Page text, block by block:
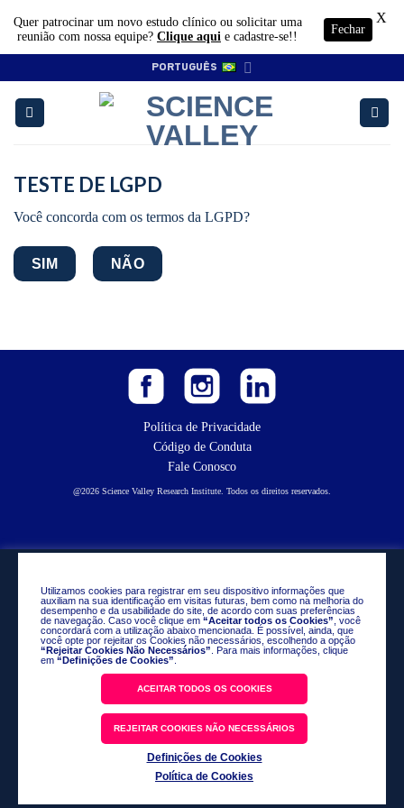
content
PORTUGUÊS
TESTE DE LGPD
Você concorda com os termos da LGPD?
SIM NÃO
Política de Privacidade
Código de Conduta
Fale Conosco
@2026 Science Valley Research Institute. Todos os direitos reservados.
Utilizamos cookies para registrar em seu dispositivo informações que
auxiliam na sua identificação em visitas futuras, bem como na melhoria do
desempenho e da usabilidade do site, de acordo com suas preferências
de navegação. Caso você clique em “Aceitar todos os Cookies” , você
concordará com a utilização abaixo mencionada. É possível, ainda, que
você opte por rejeitar os Cookies não necessários, escolhendo a opção
“Rejeitar Cookies Não Necessários” . Para mais informações, clique
em “Definições de Cookies”
ACEITAR TODOS OS COOKIES
REJEITAR COOKIES NÃO NECESSÁRIOS
Definições de Cookies
Política de Cookies
Quer patrocinar um novo estudo clínico ou solicitar uma
reunião com nossa equipe? Clique aqui e cadastre-se!!
Fechar
X